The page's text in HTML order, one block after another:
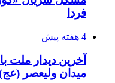
فردا
4 هفته پیش
آخرین دیدار ملت
میدان ولیعصر